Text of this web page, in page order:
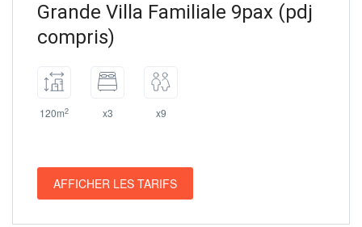
Grande Villa Familiale 9pax (pdj
compris)
120m2 x3 x9
AFFICHER LES TARIFS